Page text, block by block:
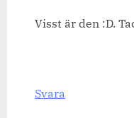
Visst är den :D.
Svara